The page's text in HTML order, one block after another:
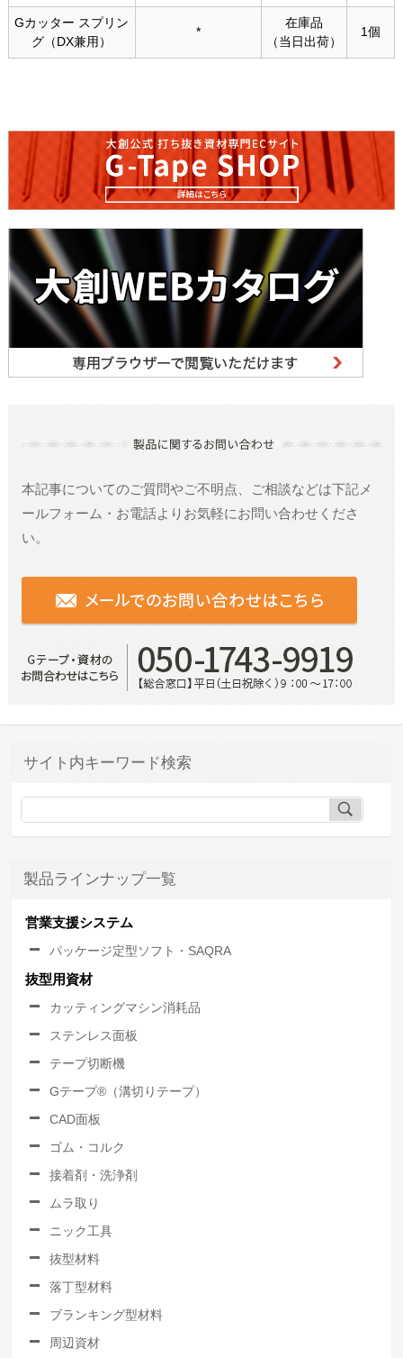
Gカッター スプリン
グ（DX兼用）
*
在庫品
（当日出荷）
1個
本記事についてのご質問やご不明点、ご相談などは下記メ
ールフォーム・お電話よりお気軽にお問い合わせくださ
い。
サイト内キーワード検索
製品ラインナップ一覧
営業支援システム
パッケージ定型ソフト・SAQRA
抜型用資材
カッティングマシン消耗品
ステンレス面板
テープ切断機
Gテープ®（溝切りテープ）
CAD面板
ゴム・コルク
接着剤・洗浄剤
ムラ取り
ニック工具
抜型材料
落丁型材料
ブランキング型材料
周辺資材